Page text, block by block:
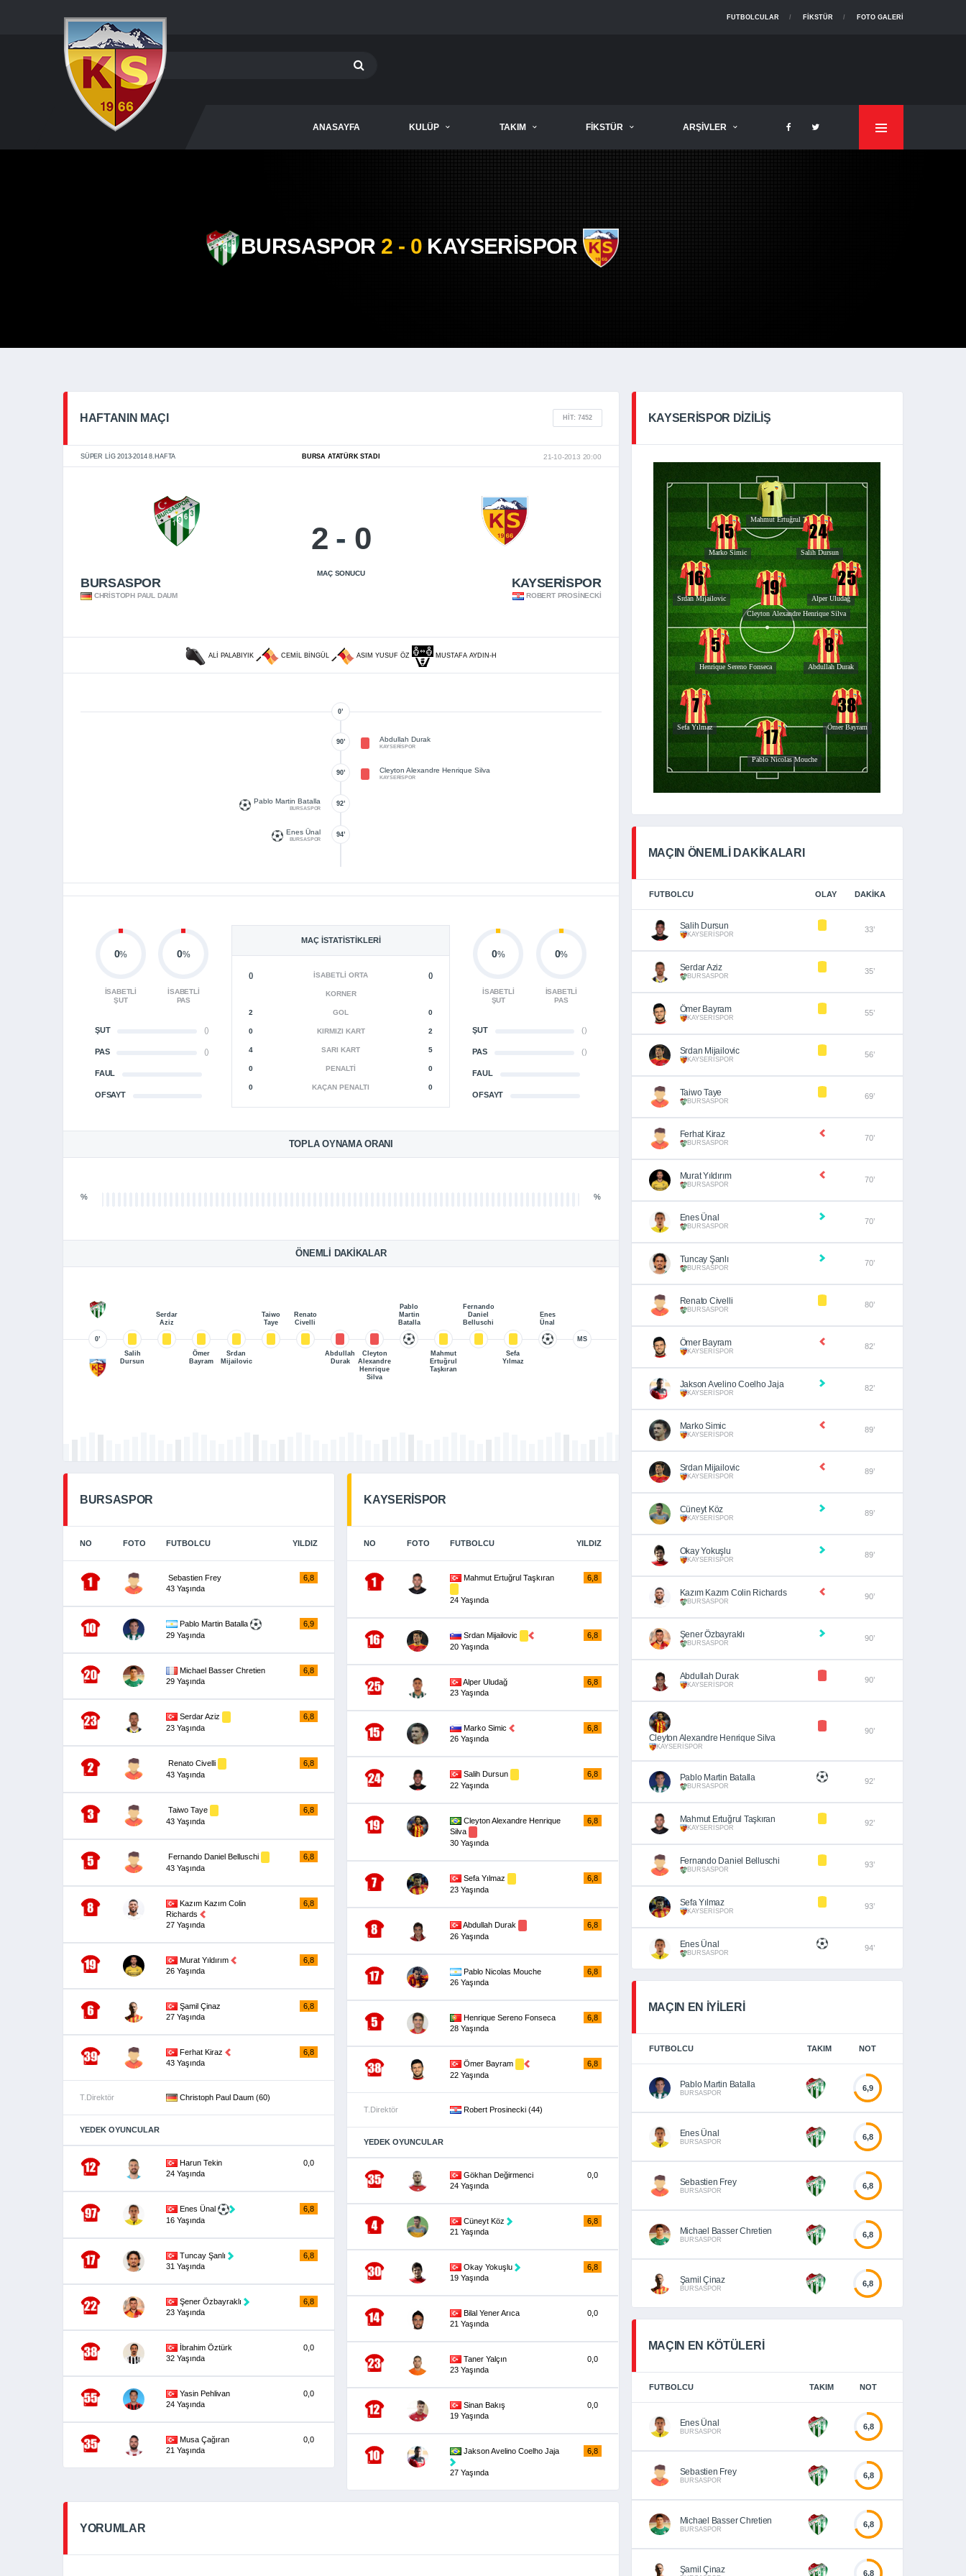
FOTO GALERI
FIKSTÜR
FUTBOLCULAR
ANASAYFA KULÜP TAKIM FIKSTÜR ARŞIVLER
BURSASPOR 2 - 0 KAYSERİSPOR
HAFTANIN MAÇI HIT: 7452
SÜPER LIG 2013-2014 8.HAFTA BURSA ATATÜRK STADI 21-10-2013 20:00
BURSASPOR
CHRISTOPH PAUL DAUM
2 - 0
MAÇ SONUCU
KAYSERİSPOR
ROBERT PROSINECKI
ALI PALABIYIK CEMIL BINGÜL ASIM YUSUF ÖZ MUSTAFA AYDIN-H
0’
90’ Abdullah Durak
KAYSERİSPOR
90’ Cleyton Alexandre Henrique Silva
KAYSERİSPOR
92’
Pablo Martin Batalla
BURSASPOR
94’
Enes Ünal
BURSASPOR
MAÇ İSTATISTIKLERI
() İSABETLI ORTA ()
KORNER
2 GOL 0
0 KIRMIZI KART 2
4 SARI KART 5
0 PENALTI 0
0 KAÇAN PENALTI 0
0%
İSABETLI
ŞUT
0%
İSABETLI
PAS
ŞUT ()
PAS ()
FAUL
OFSAYT
0%
İSABETLI
ŞUT
0%
İSABETLI
PAS
ŞUT ()
PAS ()
FAUL
OFSAYT
TOPLA OYNAMA ORANI
% %
ÖNEMLI DAKIKALAR
0’
Salih
Dursun
Serdar
Aziz
Ömer
Bayram
Srdan
Mijailovic
Taiwo
Taye
Renato
Civelli
Abdullah
Durak
Cleyton
Alexandre
Henrique
Silva
Pablo
Martin
Batalla
Mahmut
Ertuğrul
Taşkıran
Fernando
Daniel
Belluschi
Sefa
Yılmaz
Enes
Ünal
MS
BURSASPOR
NO FOTO FUTBOLCU YILDIZ
Sebastien Frey
43 Yaşında
6,8
Pablo Martin Batalla
29 Yaşında
6,9
Michael Basser Chretien
29 Yaşında
6,8
Serdar Aziz
23 Yaşında
6,8
Renato Civelli
43 Yaşında
6,8
Taiwo Taye
43 Yaşında
6,8
Fernando Daniel Belluschi
43 Yaşında
6,8
Kazım Kazım Colin
Richards
27 Yaşında
6,8
Murat Yıldırım
26 Yaşında
6,8
Şamil Çinaz
27 Yaşında
6,8
Ferhat Kiraz
43 Yaşında
6,8
T.Direktör Christoph Paul Daum (60)
YEDEK OYUNCULAR
Harun Tekin
24 Yaşında
0,0
Enes Ünal
16 Yaşında
6,8
Tuncay Şanlı
31 Yaşında
6,8
Şener Özbayraklı
23 Yaşında
6,8
İbrahim Öztürk
32 Yaşında
0,0
Yasin Pehlivan
24 Yaşında
0,0
Musa Çağıran
21 Yaşında
0,0
KAYSERİSPOR
NO FOTO FUTBOLCU YILDIZ
Mahmut Ertuğrul Taşkıran
24 Yaşında
6,8
Srdan Mijailovic
20 Yaşında
6,8
Alper Uludağ
23 Yaşında
6,8
Marko Simic
26 Yaşında
6,8
Salih Dursun
22 Yaşında
6,8
Cleyton Alexandre Henrique
Silva
30 Yaşında
6,8
Sefa Yılmaz
23 Yaşında
6,8
Abdullah Durak
26 Yaşında
6,8
Pablo Nicolas Mouche
26 Yaşında
6,8
Henrique Sereno Fonseca
28 Yaşında
6,8
Ömer Bayram
22 Yaşında
6,8
T.Direktör Robert Prosinecki (44)
YEDEK OYUNCULAR
Gökhan Değirmenci
24 Yaşında
0,0
Cüneyt Köz
21 Yaşında
6,8
Okay Yokuşlu
19 Yaşında
6,8
Bilal Yener Arıca
21 Yaşında
0,0
Taner Yalçın
23 Yaşında
0,0
Sinan Bakış
19 Yaşında
0,0
Jakson Avelino Coelho Jaja
27 Yaşında
6,8
YORUMLAR
KAYSERISPOR DIZILIŞ
MAÇIN ÖNEMLİ DAKİKALARI
FUTBOLCU OLAY DAKIKA
Salih Dursun
KAYSERİSPOR
33’
Serdar Aziz
BURSASPOR
35’
Ömer Bayram
KAYSERİSPOR
55’
Srdan Mijailovic
KAYSERİSPOR
56’
Taiwo Taye
BURSASPOR
69’
Ferhat Kiraz
BURSASPOR
70’
Murat Yıldırım
BURSASPOR
70’
Enes Ünal
BURSASPOR
70’
Tuncay Şanlı
BURSASPOR
70’
Renato Civelli
BURSASPOR
80’
Ömer Bayram
KAYSERİSPOR
82’
Jakson Avelino Coelho Jaja
KAYSERİSPOR
82’
Marko Simic
KAYSERİSPOR
89’
Srdan Mijailovic
KAYSERİSPOR
89’
Cüneyt Köz
KAYSERİSPOR
89’
Okay Yokuşlu
KAYSERİSPOR
89’
Kazım Kazım Colin Richards
BURSASPOR
90’
Şener Özbayraklı
BURSASPOR
90’
Abdullah Durak
KAYSERİSPOR
90’
Cleyton Alexandre Henrique Silva
KAYSERİSPOR
90’
Pablo Martin Batalla
BURSASPOR
92’
Mahmut Ertuğrul Taşkıran
KAYSERİSPOR
92’
Fernando Daniel Belluschi
BURSASPOR
93’
Sefa Yılmaz
KAYSERİSPOR
93’
Enes Ünal
BURSASPOR
94’
MAÇIN EN İYİLERİ
FUTBOLCU TAKIM NOT
Pablo Martin Batalla
BURSASPOR
6,9
Enes Ünal
BURSASPOR
6,8
Sebastien Frey
BURSASPOR
6,8
Michael Basser Chretien
BURSASPOR
6,8
Şamil Çinaz
BURSASPOR
6,8
MAÇIN EN KÖTÜLERİ
FUTBOLCU TAKIM NOT
Enes Ünal
BURSASPOR
6,8
Sebastien Frey
BURSASPOR
6,8
Michael Basser Chretien
BURSASPOR
6,8
Şamil Çinaz 6,8